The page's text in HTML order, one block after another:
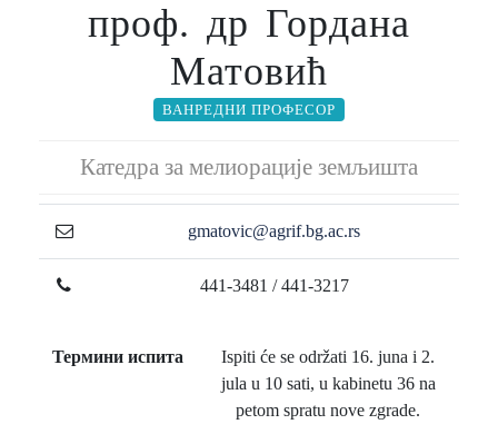
проф. др Гордана
Матовић
ВАНРЕДНИ ПРОФЕСОР
Катедра за мелиорације земљишта
gmatovic@agrif.bg.ac.rs
441-3481 / 441-3217
Термини испита
Ispiti će se održati 16. juna i 2.
jula u 10 sati, u kabinetu 36 na
petom spratu nove zgrade.